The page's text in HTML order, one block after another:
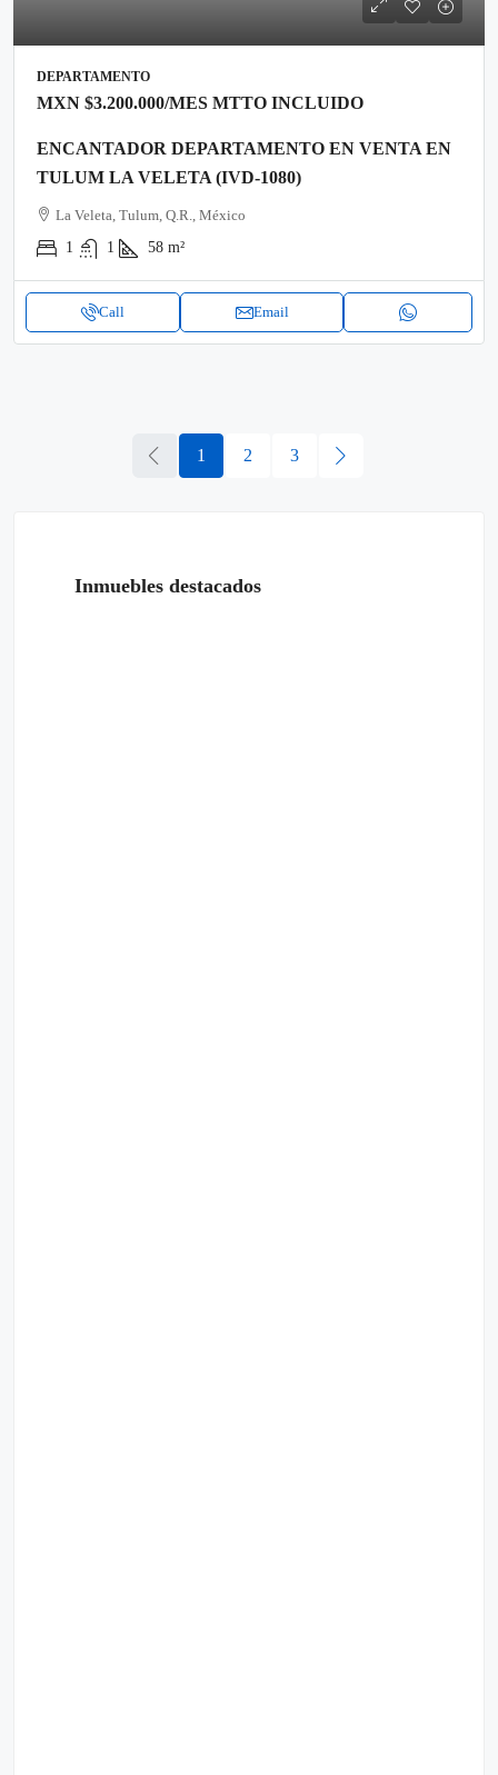
DEPARTAMENTO
MXN $3.200.000/MES MTTO INCLUIDO
ENCANTADOR DEPARTAMENTO EN VENTA EN
TULUM LA VELETA (IVD-1080)
La Veleta, Tulum, Q.R., México
1
1 58 m²
Call Email
1 2 3
Inmuebles destacados